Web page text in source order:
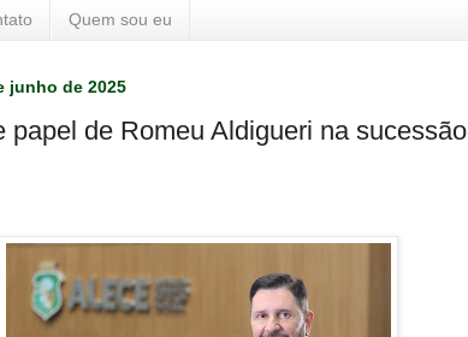
Quem sou eu
junho de 2025
papel de Romeu Aldigueri na sucessão